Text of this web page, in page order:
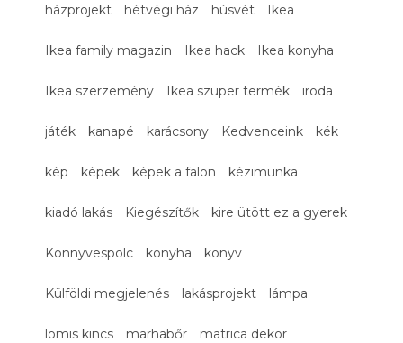
házprojekt hétvégi ház húsvét Ikea
Ikea family magazin Ikea hack Ikea konyha
Ikea szerzemény Ikea szuper termék iroda
játék kanapé karácsony Kedvenceink kék
kép képek képek a falon kézimunka
kiadó lakás Kiegészítők kire ütött ez a gyerek
Könnyvespolc konyha könyv
Külföldi megjelenés lakásprojekt lámpa
lomis kincs marhabőr matrica dekor